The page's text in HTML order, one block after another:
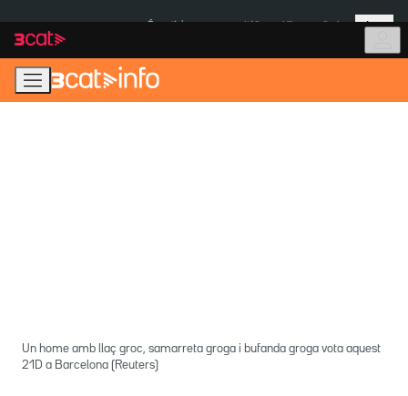
navegació
principal
contingut
Més
Un home amb llaç groc, samarreta groga i bufanda groga vota aquest
21D a Barcelona (Reuters)